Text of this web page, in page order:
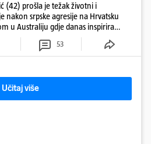
(42) prošla je težak životni i
nakon srpske agresije na Hrvatsku
u Australiju gdje danas inspirira
53
Učitaj više